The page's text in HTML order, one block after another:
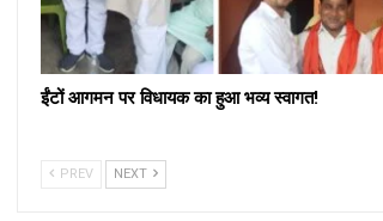
ईंटों आगमन पर विधायक का हुआ भव्य स्वागत!
PREV NEXT